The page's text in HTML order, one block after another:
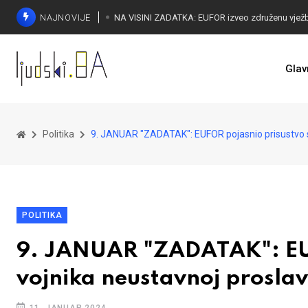
NAJNOVIJE
Politika 9. JANUAR "ZADATAK": EUFOR pojasnio
POLITIKA
9. JANUAR "ZADATAK":
vojnika neustavnoj